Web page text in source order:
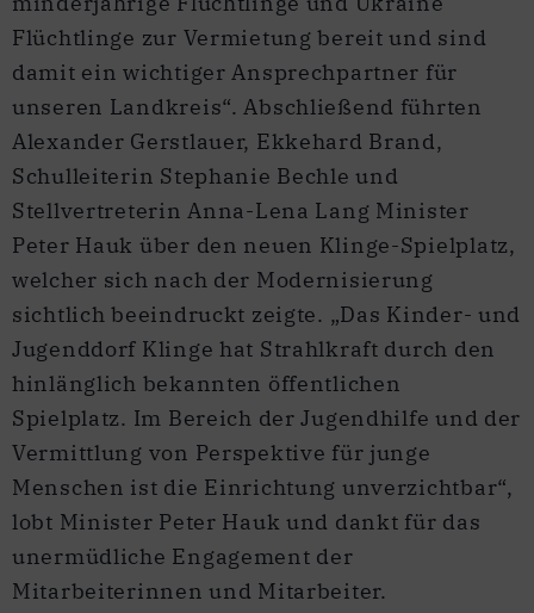
Flüchtlinge zur Vermietung bereit und sind
damit ein wichtiger Ansprechpartner für
unseren Landkreis“. Abschließend führten
Alexander Gerstlauer, Ekkehard Brand,
Schulleiterin Stephanie Bechle und
Stellvertreterin Anna-Lena Lang Minister
Peter Hauk über den neuen Klinge-Spielplatz,
welcher sich nach der Modernisierung
sichtlich beeindruckt zeigte. „Das Kinder- und
Jugenddorf Klinge hat Strahlkraft durch den
hinlänglich bekannten öffentlichen
Spielplatz. Im Bereich der Jugendhilfe und der
Vermittlung von Perspektive für junge
Menschen ist die Einrichtung unverzichtbar“,
lobt Minister Peter Hauk und dankt für das
unermüdliche Engagement der
Mitarbeiterinnen und Mitarbeiter.